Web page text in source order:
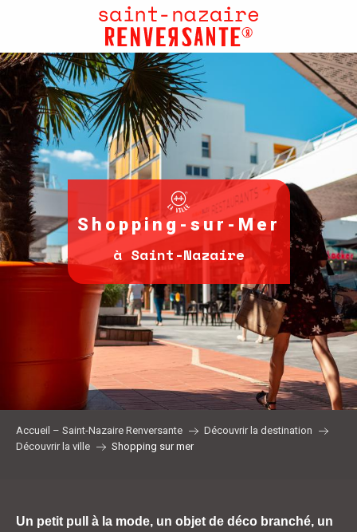
principal
Shopping-sur-Mer
à Saint-Nazaire
Accueil – Saint-Nazaire Renversante
Découvrir la destination
Découvrir la ville
Shopping sur mer
Un petit pull à la mode, un objet de déco branché, un